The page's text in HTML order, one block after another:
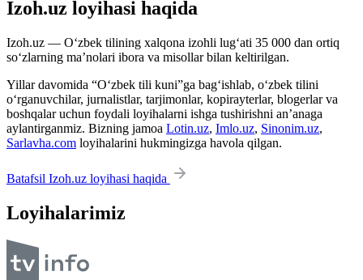
Izoh.uz loyihasi haqida
Izoh.uz — O‘zbek tilining xalqona izohli lug‘ati 35 000 dan ortiq
so‘zlarning ma’nolari ibora va misollar bilan keltirilgan.
Yillar davomida “O‘zbek tili kuni”ga bag‘ishlab, o‘zbek tilini
o‘rganuvchilar, jurnalistlar, tarjimonlar, kopirayterlar, blogerlar va
boshqalar uchun foydali loyihalarni ishga tushirishni an’anaga
aylantirganmiz. Bizning jamoa Lotin.uz, Imlo.uz, Sinonim.uz,
Sarlavha.com loyihalarini hukmingizga havola qilgan.
Batafsil Izoh.uz loyihasi haqida
Loyihalarimiz